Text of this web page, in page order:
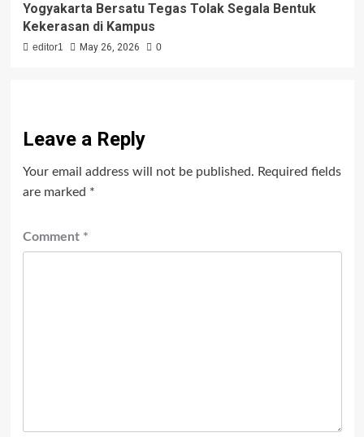
Yogyakarta Bersatu Tegas Tolak Segala Bentuk
Kekerasan di Kampus
editor1 May 26, 2026 0
Leave a Reply
Your email address will not be published. Required fields
are marked *
Comment *